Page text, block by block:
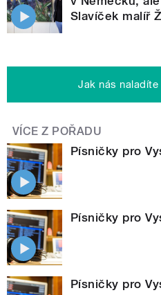
Slavíček malíř
Jak nás naladíte
VÍCE Z POŘADU
Písničky pro
Písničky pro
Písničky pro